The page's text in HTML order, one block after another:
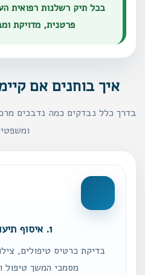
בכל תיק רשלנות רפואית
פרטנית, מדויקת
איך בוחנים אם
בדרך כלל נבדקים כמה נדבכים
1. איסוף תיעוד רפואי
בדיקת כרטיס טיפולים,
מסמכי המשך טיפול